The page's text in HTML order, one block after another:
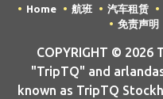
Home 航班 汽车租赁
免责声明
COPYRIGHT © 2026
"TripTQ" and
known as TripTQ